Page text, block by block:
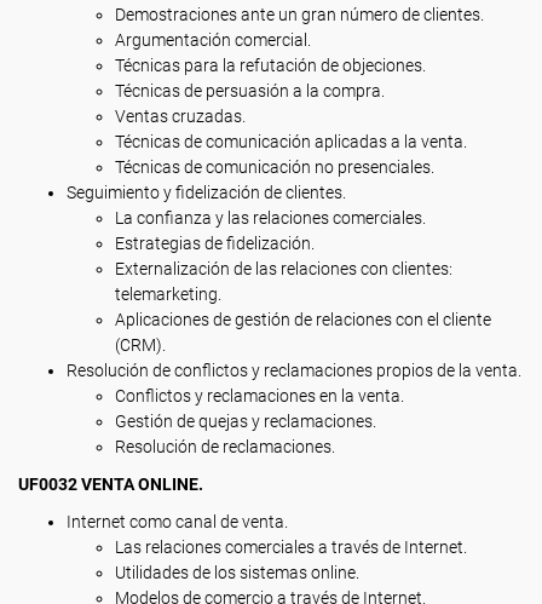
Demostraciones ante un gran número de clientes.
Argumentación comercial.
Técnicas para la refutación de objeciones.
Técnicas de persuasión a la compra.
Ventas cruzadas.
Técnicas de comunicación aplicadas a la venta.
Técnicas de comunicación no presenciales.
Seguimiento y fidelización de clientes.
La confianza y las relaciones comerciales.
Estrategias de fidelización.
Externalización de las relaciones con clientes:
telemarketing.
Aplicaciones de gestión de relaciones con el cliente
(CRM).
Resolución de conflictos y reclamaciones propios de la venta.
Conflictos y reclamaciones en la venta.
Gestión de quejas y reclamaciones.
Resolución de reclamaciones.
UF0032 VENTA ONLINE.
Internet como canal de venta.
Las relaciones comerciales a través de Internet.
Utilidades de los sistemas online.
Modelos de comercio a través de Internet.